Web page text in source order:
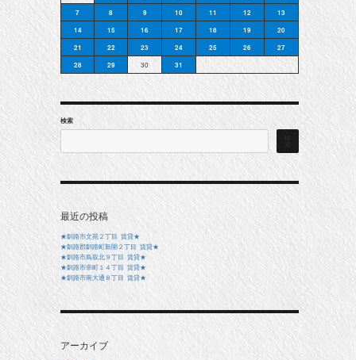
7
8 9 10 11 12
13
14
15 16 17 18 19
20
21
22 23 24 25 26
27
28
29 30 31
検索
最近の投稿
★釧路市文苑２丁目 賃貸★
★釧路郡釧路町新開２丁目 賃貸★
★釧路市鳥取北９丁目 賃貸★
★釧路市幸町１４丁目 賃貸★
★釧路市南大通８丁目 賃貸★
アーカイブ